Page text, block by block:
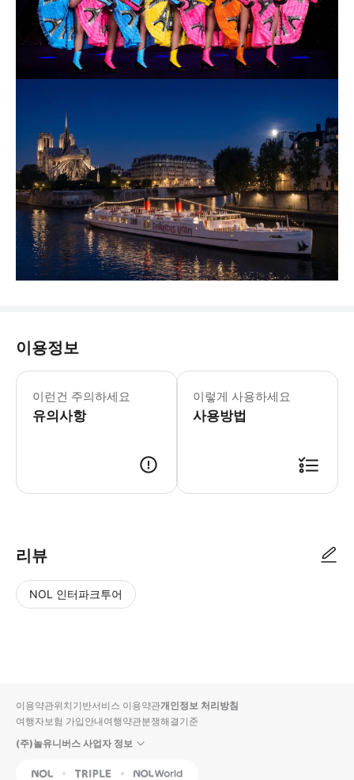
이용정보
이런건 주의하세요
유의사항
이렇게 사용하세요
사용방법
리뷰
NOL 인터파크투어
입니
다.
순
상
이용약관위치기반서비스 이용약관개인정보 처리방침
여행자보험 가입안내여행약관분쟁해결기준
(주)놀유니버스 사업자 정보